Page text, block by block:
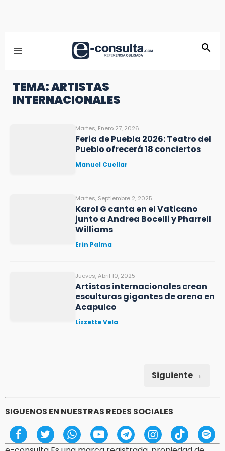
TEMA: ARTISTAS
INTERNACIONALES
Martes, Enero 27, 2026
Feria de Puebla 2026: Teatro del
Pueblo ofrecerá 18 conciertos
Manuel Cuellar
Martes, Septiembre 2, 2025
Karol G canta en el Vaticano
junto a Andrea Bocelli y Pharrell
Williams
Erin Palma
Jueves, Abril 10, 2025
Artistas internacionales crean
esculturas gigantes de arena en
Acapulco
Lizzette Vela
Siguiente →
SIGUENOS EN NUESTRAS REDES SOCIALES